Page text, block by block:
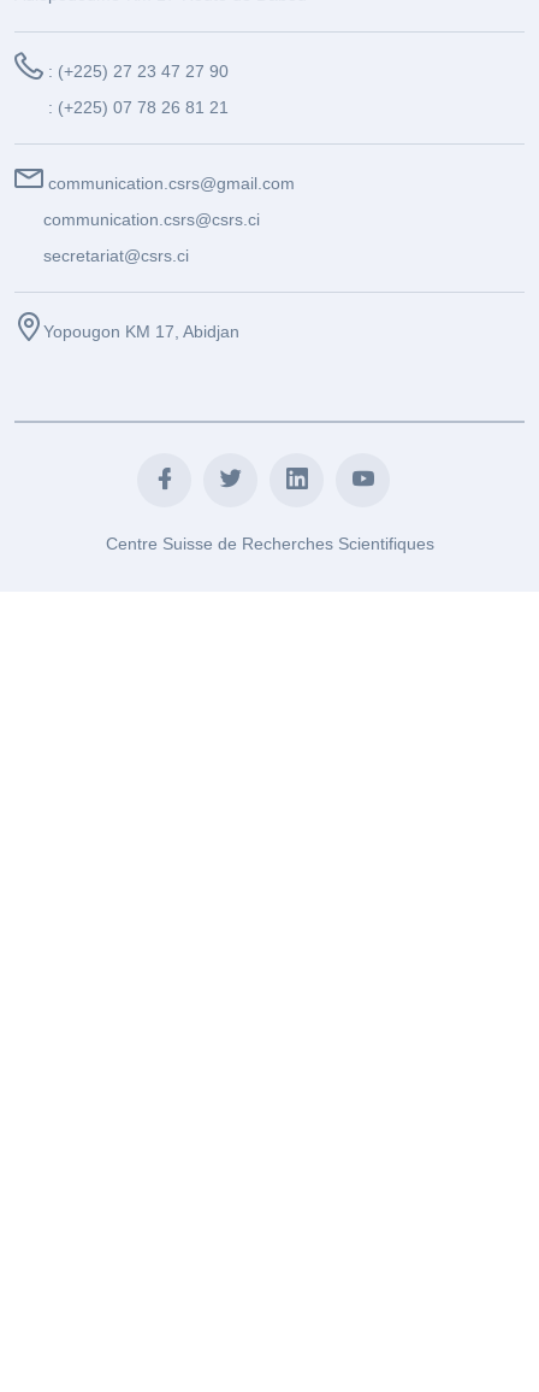
: (+225) 27 23 47 27 90
: (+225) 07 78 26 81 21
communication.csrs@gmail.com
communication.csrs@csrs.ci
secretariat@csrs.ci
Yopougon KM 17, Abidjan
Centre Suisse de Recherches Scientifiques